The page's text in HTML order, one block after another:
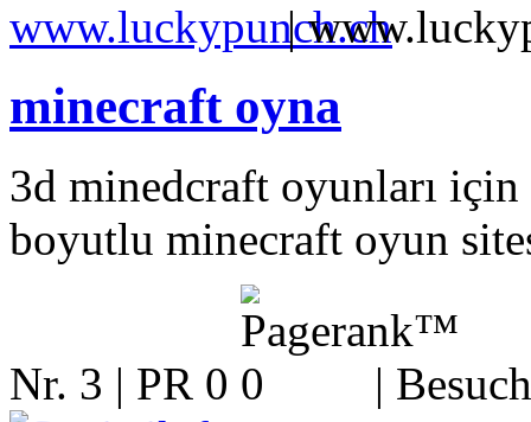
|
minecraft oyna
3d minedcraft oyunları için
boyutlu minecraft oyun
Nr. 3 | PR 0 |